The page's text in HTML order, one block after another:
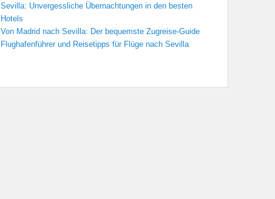
Sevilla: Unvergessliche Übernachtungen in den besten
Hotels
Von Madrid nach Sevilla: Der bequemste Zugreise-Guide
Flughafenführer und Reisetipps für Flüge nach Sevilla